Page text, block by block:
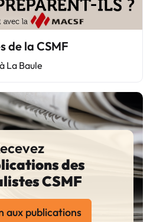
de la CSMF
La Baule
des
CSMF
aux publications